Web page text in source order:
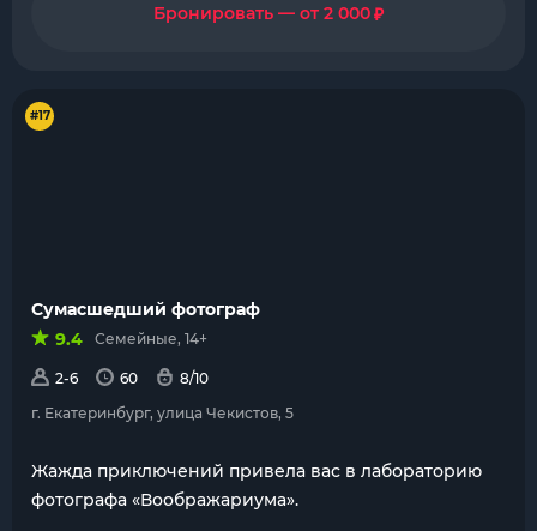
Бронировать — от 2 000₽
#17
Сумасшедший фотограф
9.4
Семейные, 14+
2-6 60
8/10
г. Екатеринбург, улица Чекистов, 5
Жажда приключений привела вас в лабораторию
фотографа «Воображариума».